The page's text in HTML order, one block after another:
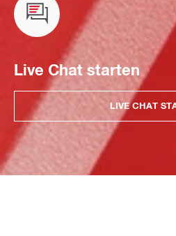
Live Chat starten
LIVE CHAT